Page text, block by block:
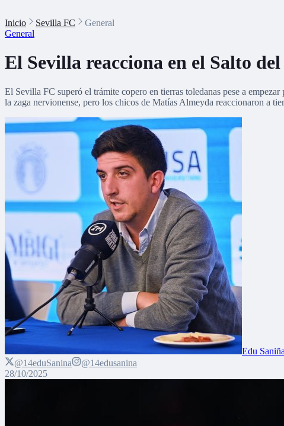
Inicio Sevilla FC
General
General
El Sevilla reacciona en el Salto
El Sevilla FC superó el trámite copero en tierras toledanas pese a
la zaga nervionense, pero los chicos de Matías Almeyda reaccionaron a
Edu Saniña
@14eduSanina
@14edusanina
28/10/2025